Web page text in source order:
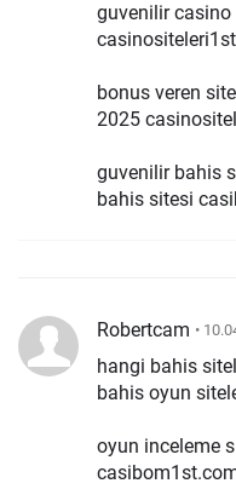
guvenilir casino
bonus veren
2025
guvenilir bahis
bahis sitesi
Robertcam •
hangi bahis
bahis oyun
oyun inceleme